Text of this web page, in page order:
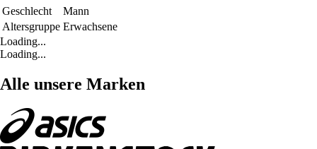
Geschlecht
Mann
Altersgruppe Erwachsene
Loading...
Loading...
Alle unsere Marken